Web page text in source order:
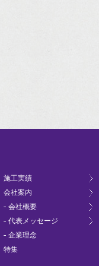
施工実績
会社案内
会社概要
代表メッセージ
企業理念
特集